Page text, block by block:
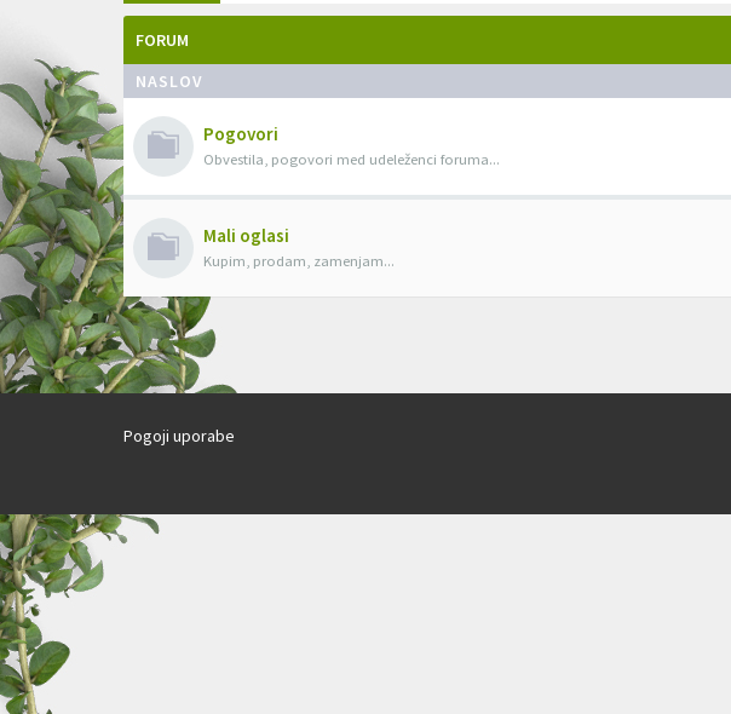
FORUM
NASLOV
Pogovori
Obvestila, pogovori med udeleženci foruma...
Mali oglasi
Kupim, prodam, zamenjam...
Pogoji uporabe